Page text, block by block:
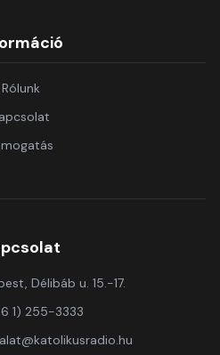
Rólunk
Délibáb u. 15.-17.
1) 255-3333